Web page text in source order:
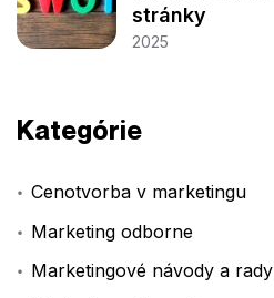
stránky
2025
Kategórie
Cenotvorba v marketingu
Marketing odborne
Marketingové návody a rady